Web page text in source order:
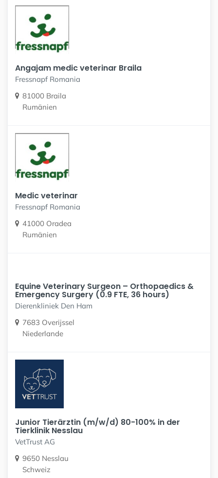
Angajam medic veterinar Braila
Fressnapf Romania
81000 Braila
Rumänien
Medic veterinar
Fressnapf Romania
41000 Oradea
Rumänien
Equine Veterinary Surgeon – Orthopaedics &
Emergency Surgery (0.9 FTE, 36 hours)
Dierenkliniek Den Ham
7683 Overijssel
Niederlande
Junior Tierärztin (m/w/d) 80-100% in der
Tierklinik Nesslau
VetTrust AG
9650 Nesslau
Schweiz